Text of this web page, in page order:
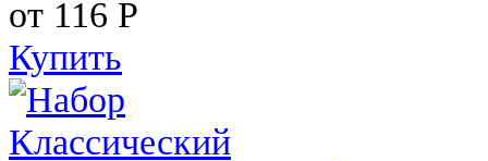
от 116 Р
Купить